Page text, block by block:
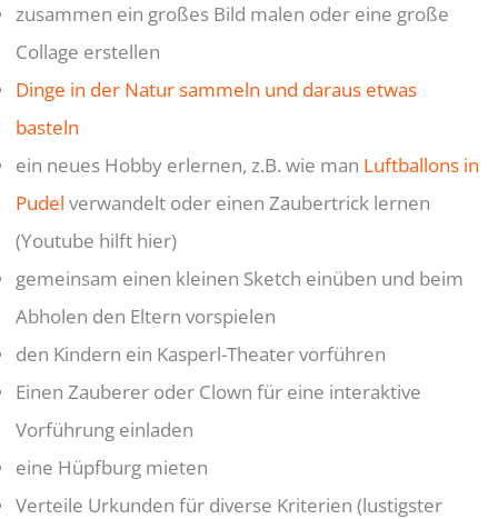
zusammen ein großes Bild malen oder eine große
Collage erstellen
Dinge in der Natur sammeln und daraus etwas
basteln
ein neues Hobby erlernen, z.B. wie man Luftballons in
Pudel verwandelt oder einen Zaubertrick lernen
(Youtube hilft hier)
gemeinsam einen kleinen Sketch einüben und beim
Abholen den Eltern vorspielen
den Kindern ein Kasperl-Theater vorführen
Einen Zauberer oder Clown für eine interaktive
Vorführung einladen
eine Hüpfburg mieten
Verteile Urkunden für diverse Kriterien (lustigster